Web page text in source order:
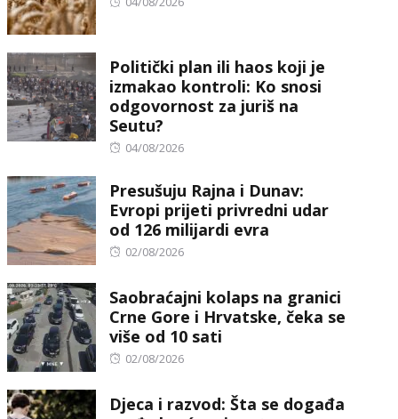
Politički plan ili haos koji je
izmakao kontroli: Ko snosi
odgovornost za juriš na
Seutu?
Posted
04/08/2026
Presušuju Rajna i Dunav:
Evropi prijeti privredni udar
od 126 milijardi evra
Posted
02/08/2026
Saobraćajni kolaps na granici
Crne Gore i Hrvatske, čeka se
više od 10 sati
Posted
02/08/2026
Djeca i razvod: Šta se događa